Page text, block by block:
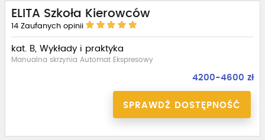
ELITA Szkoła Kierowców
14 Zaufanych opinii
kat. B, Wykłady i praktyka
Manualna skrzynia Automat Ekspresowy
4200-4600 zł
SPRAWDŹ DOSTĘPNOŚĆ